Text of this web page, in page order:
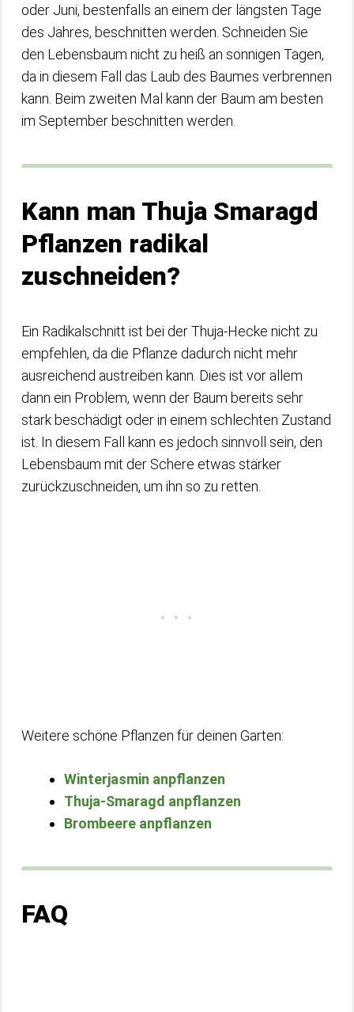
oder Juni, bestenfalls an einem der längsten Tage
des Jahres, beschnitten werden. Schneiden Sie
den Lebensbaum nicht zu heiß an sonnigen Tagen,
da in diesem Fall das Laub des Baumes verbrennen
kann. Beim zweiten Mal kann der Baum am besten
im September beschnitten werden.
Kann man Thuja Smaragd
Pflanzen radikal
zuschneiden?
Ein Radikalschnitt ist bei der Thuja-Hecke nicht zu
empfehlen, da die Pflanze dadurch nicht mehr
ausreichend austreiben kann. Dies ist vor allem
dann ein Problem, wenn der Baum bereits sehr
stark beschädigt oder in einem schlechten Zustand
ist. In diesem Fall kann es jedoch sinnvoll sein, den
Lebensbaum mit der Schere etwas stärker
zurückzuschneiden, um ihn so zu retten.
Weitere schöne Pflanzen für deinen Garten:
Winterjasmin anpflanzen
Thuja-Smaragd anpflanzen
Brombeere anpflanzen
FAQ